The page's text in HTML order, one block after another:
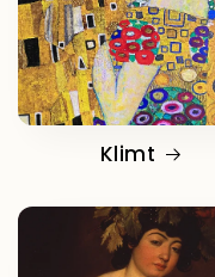
Klimt